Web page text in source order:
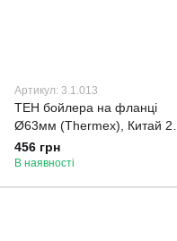
Артикул: 3.1.013
ТЕН бойлера на фланці
Ø63мм (Thermex), Китай 2,0
кВт, з двома трубками під
термостати, мідний
456 грн
В наявності